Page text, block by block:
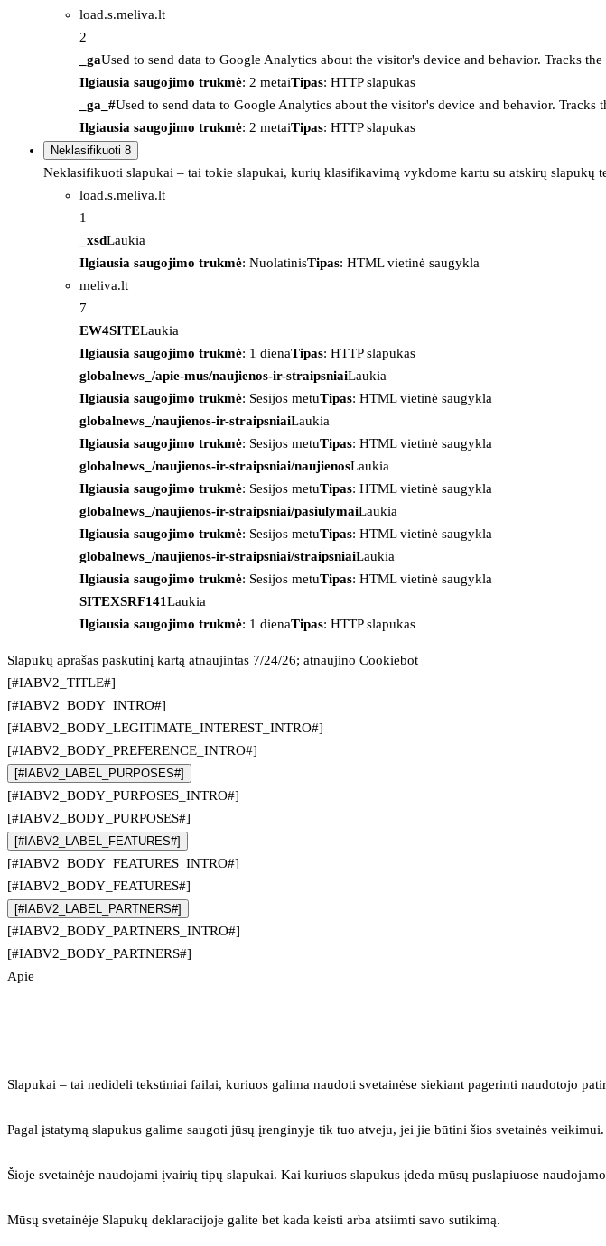
load.s.meliva.lt
2
_gaUsed to send data to Google Analytics about the visitor's device and behavior. Tracks
Ilgiausia saugojimo trukmė: 2 metaiTipas: HTTP slapukas
_ga_#Used to send data to Google Analytics about the visitor's device and behavior. Tracks
Ilgiausia saugojimo trukmė: 2 metaiTipas: HTTP slapukas
Neklasifikuoti 8
Neklasifikuoti slapukai – tai tokie slapukai, kurių klasifikavimą vykdome kartu su atskirų slapukų
load.s.meliva.lt
1
_xsdLaukia
Ilgiausia saugojimo trukmė: NuolatinisTipas: HTML vietinė saugykla
meliva.lt
7
EW4SITELaukia
Ilgiausia saugojimo trukmė: 1 dienaTipas: HTTP slapukas
globalnews_/apie-mus/naujienos-ir-straipsniaiLaukia
Ilgiausia saugojimo trukmė: Sesijos metuTipas: HTML vietinė saugykla
globalnews_/naujienos-ir-straipsniaiLaukia
Ilgiausia saugojimo trukmė: Sesijos metuTipas: HTML vietinė saugykla
globalnews_/naujienos-ir-straipsniai/naujienosLaukia
Ilgiausia saugojimo trukmė: Sesijos metuTipas: HTML vietinė saugykla
globalnews_/naujienos-ir-straipsniai/pasiulymaiLaukia
Ilgiausia saugojimo trukmė: Sesijos metuTipas: HTML vietinė saugykla
globalnews_/naujienos-ir-straipsniai/straipsniaiLaukia
Ilgiausia saugojimo trukmė: Sesijos metuTipas: HTML vietinė saugykla
SITEXSRF141Laukia
Ilgiausia saugojimo trukmė: 1 dienaTipas: HTTP slapukas
Slapukų aprašas paskutinį kartą atnaujintas 7/24/26; atnaujino Cookiebot
[#IABV2_TITLE#]
[#IABV2_BODY_INTRO#]
[#IABV2_BODY_LEGITIMATE_INTEREST_INTRO#]
[#IABV2_BODY_PREFERENCE_INTRO#]
[#IABV2_LABEL_PURPOSES#]
[#IABV2_BODY_PURPOSES_INTRO#]
[#IABV2_BODY_PURPOSES#]
[#IABV2_LABEL_FEATURES#]
[#IABV2_BODY_FEATURES_INTRO#]
[#IABV2_BODY_FEATURES#]
[#IABV2_LABEL_PARTNERS#]
[#IABV2_BODY_PARTNERS_INTRO#]
[#IABV2_BODY_PARTNERS#]
Apie
Slapukai – tai nedideli tekstiniai failai, kuriuos galima naudoti svetainėse siekiant pagerinti naudotojo
Pagal įstatymą slapukus galime saugoti jūsų įrenginyje tik tuo atveju, jei jie būtini šios svetainės
Šioje svetainėje naudojami įvairių tipų slapukai. Kai kuriuos slapukus įdeda mūsų puslapiuose
Mūsų svetainėje Slapukų deklaracijoje galite bet kada keisti arba atsiimti savo sutikimą.